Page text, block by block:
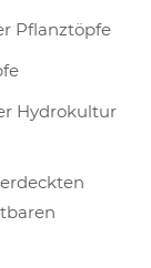
Pflanztöpfe
Hydrokultur